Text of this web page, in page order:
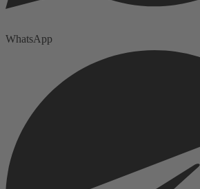
WhatsApp